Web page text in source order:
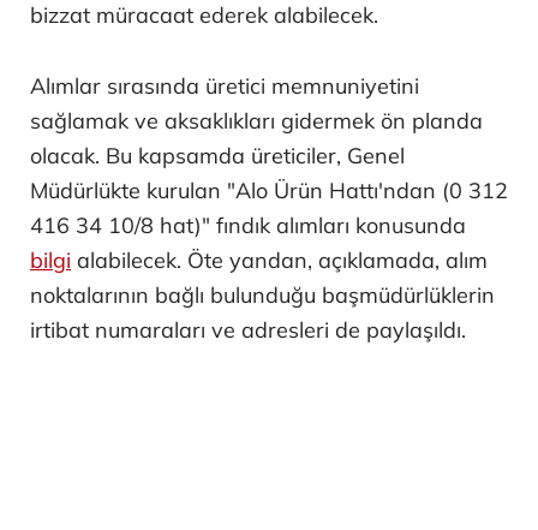
bizzat müracaat ederek alabilecek.
Alımlar sırasında üretici memnuniyetini
sağlamak ve aksaklıkları gidermek ön planda
olacak. Bu kapsamda üreticiler, Genel
Müdürlükte kurulan "Alo Ürün Hattı'ndan (0 312
416 34 10/8 hat)" fındık alımları konusunda
bilgi alabilecek. Öte yandan, açıklamada, alım
noktalarının bağlı bulunduğu başmüdürlüklerin
irtibat numaraları ve adresleri de paylaşıldı.